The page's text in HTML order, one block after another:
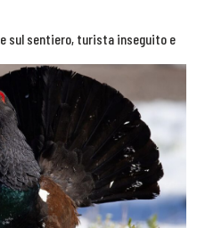
sul sentiero, turista inseguito e